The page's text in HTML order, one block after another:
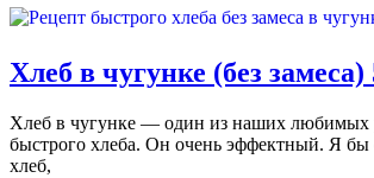
Хлеб в чугунке (без замеса)
Хлеб в чугунке — один из наших любимых
быстрого хлеба. Он очень эффектный. Я бы
хлеб,